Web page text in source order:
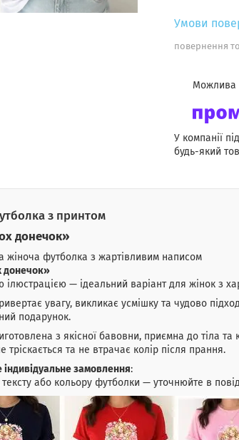
повернення
У компанії
будь-який
з принтом
донечок»
жіноча футболка з жартівливим написом
донечок»
ілюстрацією — ідеальний варіант для жінок з
увагу, викликає усмішку та чудово
подарунок.
з якісної бавовни, приємна до тіла
тріскається та не втрачає колір після прання.
замовлення:
тексту або кольору футболки — уточнюйте в